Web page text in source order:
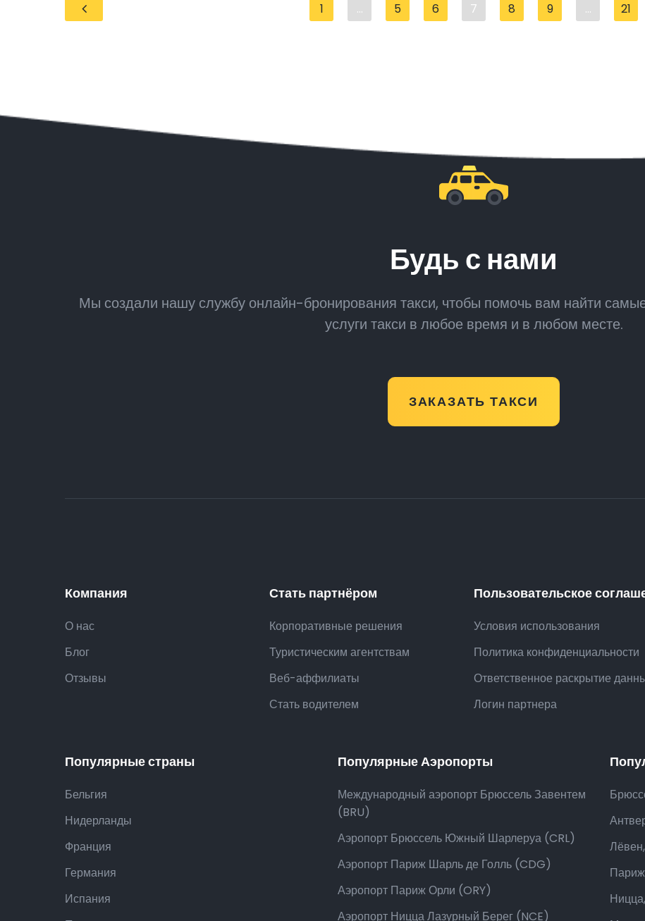
1 ... 5 6 7 8 9 ... 21
Будь с нами
Мы создали нашу службу онлайн-бронирования такси, чтобы помочь вам найти
услуги такси в любое время и в любом месте.
ЗАКАЗАТЬ ТАКСИ
Компания
О нас
Блог
Отзывы
Стать партнёром
Корпоративные решения
Туристическим агентствам
Веб-аффилиаты
Стать водителем
Пользовательское
Условия использования
Политика конфиденциальности
Ответственное раскрытие
Логин партнера
Популярные страны
Бельгия
Нидерланды
Франция
Германия
Испания
Популярные Аэропорты
Международный аэропорт Брюссель Завентем
(BRU)
Аэропорт Брюссель Южный Шарлеруа (CRL)
Аэропорт Париж Шарль де Голль (CDG)
Аэропорт Париж Орли (ORY)
Аэропорт Ницца Лазурный Берег (NCE)